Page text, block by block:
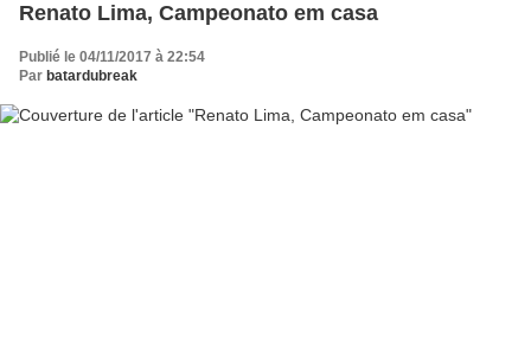
Renato Lima, Campeonato em casa
Publié le 04/11/2017 à 22:54
Par batardubreak